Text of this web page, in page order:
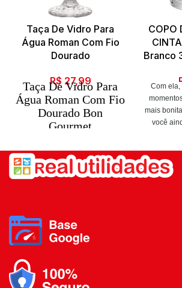
Taça De Vidro Para
Água Roman Com Fio
Dourado
R$ 27,99
Taça De Vidro Para
Água Roman Com Fio
Dourado Bon
Gourmet
mais bonita e
sofisticada com esse
itens de qualidade e
sofisticação. A
o servir faz toda a
diferença e pode
COPO
Branco
Com
mais
você
almoço,
Ela é